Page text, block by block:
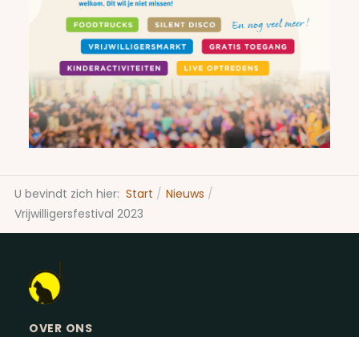
U bevindt zich hier: Start
Nieuws
Vrijwilligersfestival 2023
OVER ONS